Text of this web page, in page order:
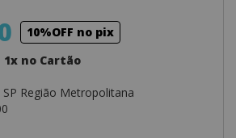
10%OFF no pix
1x no Cartão
SP Região Metropolitana